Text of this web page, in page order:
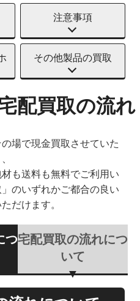
注意事項
その他製品の買取
配買取の流れ
場で現金買取させていた
も送料も無料でご利用い
のいずれかご都合の良い
だけます。
つ宅配買取の流れにつ
いて